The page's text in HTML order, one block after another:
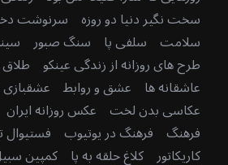
سخت نگیر دنیا دو روزه سرنوشت
سلامت سلفی پا سنگ صبور
طرح های روزانه از زندگی عینکو طلاق
عاشقانه ها عشق و روابط عشقبازی
عکاسی بدن لخت عکس روزانه ایران
فرهنگ فرهنگ در یوتیوب فستیوال
کاریکاتور کلاغ حلقه به پا کمپین